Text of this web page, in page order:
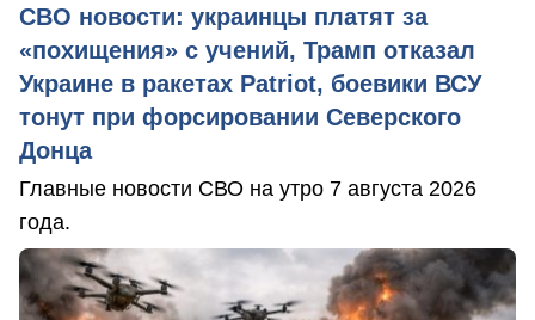
СВО новости: украинцы платят за
«похищения» с учений, Трамп отказал
Украине в ракетах Patriot, боевики ВСУ
тонут при форсировании Северского
Донца
Главные новости СВО на утро 7 августа 2026
года.